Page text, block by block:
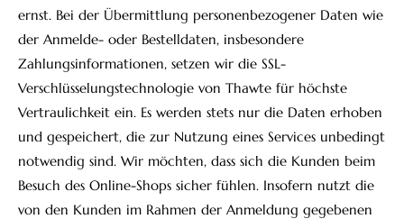
ernst. Bei der Übermittlung personenbezogener Daten wie
der Anmelde- oder Bestelldaten, insbesondere
Zahlungsinformationen, setzen wir die SSL-
Verschlüsselungstechnologie von Thawte für höchste
Vertraulichkeit ein. Es werden stets nur die Daten erhoben
und gespeichert, die zur Nutzung eines Services unbedingt
notwendig sind. Wir möchten, dass sich die Kunden beim
Besuch des Online-Shops sicher fühlen. Insofern nutzt die
von den Kunden im Rahmen der Anmeldung gegebenen